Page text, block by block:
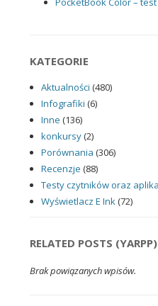
KATEGORIE
Aktualności (480)
Infografiki (6)
Inne (136)
konkursy(2)
Porównania (306)
Recenzje (88)
Testy czytników oraz
Wyświetlacz E Ink (72)
RELATED POSTS (YARPP)
Brak powiązanych wpisów.